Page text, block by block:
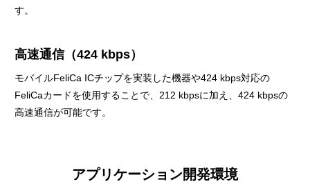
す。
高速通信（424 kbps）
モバイルFeliCa ICチップを実装した機器や424 kbps対応の
FeliCaカードを使用することで、212 kbpsに加え、424 kbpsの
高速通信が可能です。
アプリケーション開発環境